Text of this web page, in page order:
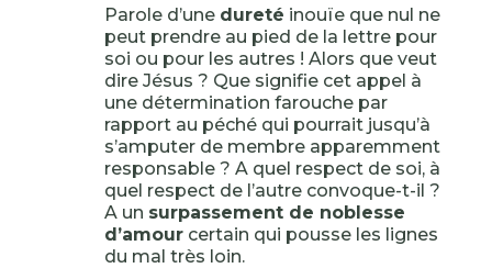
Parole d’une dureté inouïe que nul ne
peut prendre au pied de la lettre pour
soi ou pour les autres ! Alors que veut
dire Jésus ? Que signifie cet appel à
une détermination farouche par
rapport au péché qui pourrait jusqu’à
s’amputer de membre apparemment
responsable ? A quel respect de soi, à
quel respect de l’autre convoque-t-il ?
A un surpassement de noblesse
d’amourcertain qui pousse les lignes
du mal très loin.